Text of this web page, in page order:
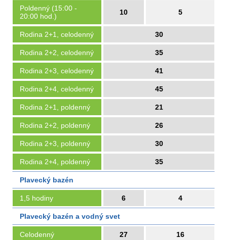
Poldenný (15:00 -
20:00 hod.)
10 5
Rodina 2+1, celodenný 30
Rodina 2+2, celodenný 35
Rodina 2+3, celodenný 41
Rodina 2+4, celodenný 45
Rodina 2+1, poldenný 21
Rodina 2+2, poldenný 26
Rodina 2+3, poldenný 30
Rodina 2+4, poldenný 35
Plavecký bazén
1,5 hodiny 6 4
Plavecký bazén a vodný svet
Celodenný 27 16